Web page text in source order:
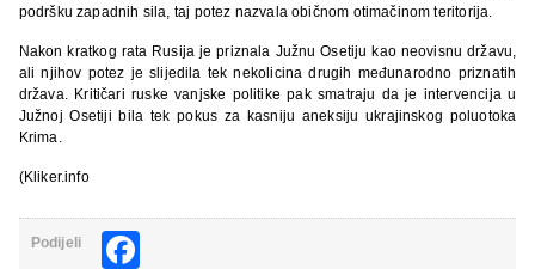
podršku zapadnih sila, taj potez nazvala običnom otimačinom teritorija.
Nakon kratkog rata Rusija je priznala Južnu Osetiju kao neovisnu državu,
ali njihov potez je slijedila tek nekolicina drugih međunarodno priznatih
država. Kritičari ruske vanjske politike pak smatraju da je intervencija u
Južnoj Osetiji bila tek pokus za kasniju aneksiju ukrajinskog poluotoka
Krima.
(Kliker.info
Podijeli